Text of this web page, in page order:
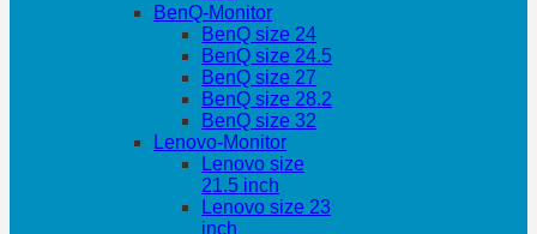
BenQ-Monitor
BenQ size 24
BenQ size 24.5
BenQ size 27
BenQ size 28.2
BenQ size 32
Lenovo-Monitor
Lenovo size
21.5 inch
Lenovo size 23
inch